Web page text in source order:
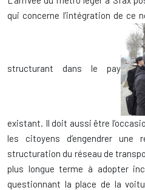
qui concerne l’intégration de ce
structurant dans le pay
existant. Il doit aussi être
les citoyens d’engendrer une
structuration du réseau de
plus longue terme à adopter
questionnant la place de la